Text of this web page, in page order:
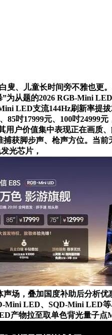
、儿童长时间旁不雅也更
从题的2026 RGB-Mini
LED支流144Hz刷新率提
吋17999元、100吋24999
户价值集中表现正在画质
获脚步声、枪声方位。当
光芯片，
场，叠加国度补助后分析
Mini LED、SQD-Mini LED
产物拉至取单色背光量子